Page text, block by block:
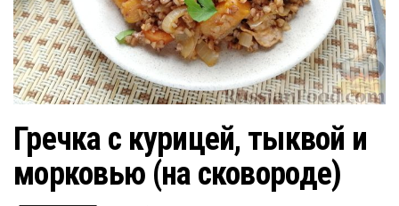
Гречка с курицей, тыквой и
морковью (на сковороде)